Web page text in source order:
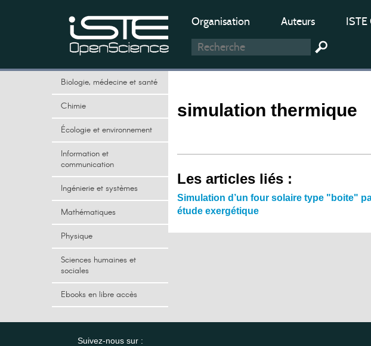
Organisation Auteurs ISTE
Biologie, médecine et santé
Chimie
Écologie et environnement
Information et
communication
Ingénierie et systèmes
Mathématiques
Physique
Sciences humaines et
sociales
Ebooks en libre accès
simulation thermique
Les articles liés :
Simulation d’un four solaire type "boite"
étude exergétique
Suivez-nous sur :